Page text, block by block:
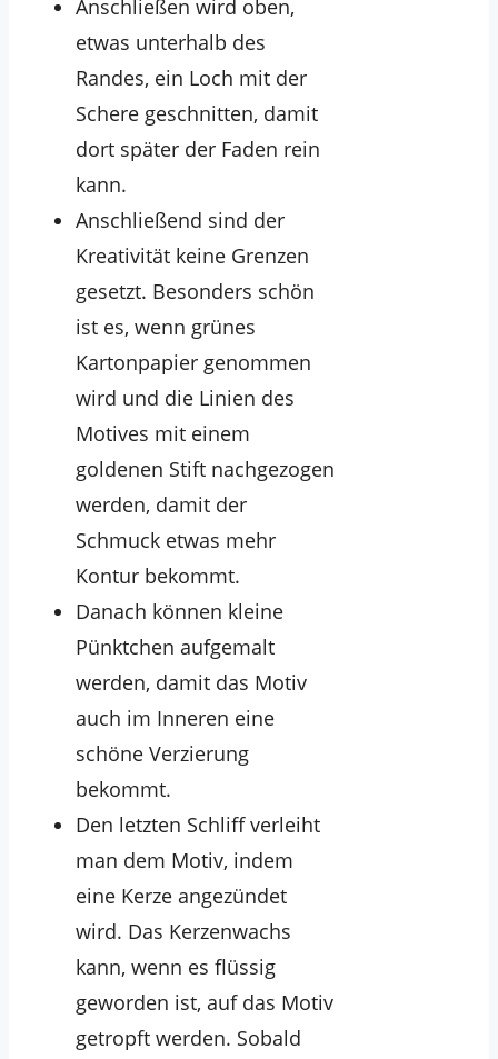
Anschließen wird oben,
etwas unterhalb des
Randes, ein Loch mit der
Schere geschnitten, damit
dort später der Faden rein
kann.
Anschließend sind der
Kreativität keine Grenzen
gesetzt. Besonders schön
ist es, wenn grünes
Kartonpapier genommen
wird und die Linien des
Motives mit einem
goldenen Stift nachgezogen
werden, damit der
Schmuck etwas mehr
Kontur bekommt.
Danach können kleine
Pünktchen aufgemalt
werden, damit das Motiv
auch im Inneren eine
schöne Verzierung
bekommt.
Den letzten Schliff verleiht
man dem Motiv, indem
eine Kerze angezündet
wird. Das Kerzenwachs
kann, wenn es flüssig
geworden ist, auf das Motiv
getropft werden. Sobald